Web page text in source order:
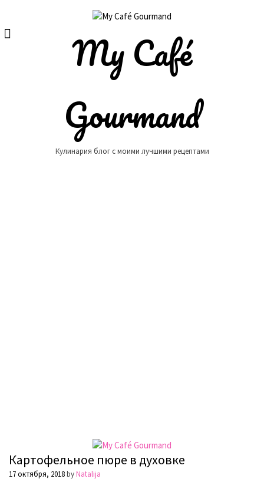
content
My Café
Gourmand
Кулинария блог с моими лучшими рецептами
Картофельное пюре в духовке
17 октября, 2018byNatalija